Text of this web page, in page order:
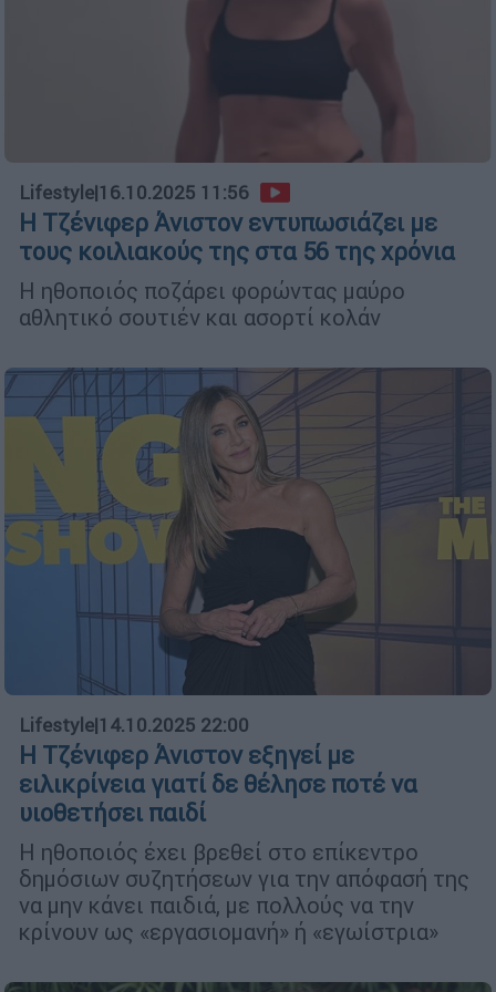
Lifestyle|16.10.2025 11:56
Η Τζένιφερ Άνιστον εντυπωσιάζει με
τους κοιλιακούς της στα 56 της χρόνια
Η ηθοποιός ποζάρει φορώντας μαύρο
αθλητικό σουτιέν και ασορτί κολάν
Lifestyle|14.10.2025 22:00
Η Τζένιφερ Άνιστον εξηγεί με
ειλικρίνεια γιατί δε θέλησε ποτέ να
υιοθετήσει παιδί
Η ηθοποιός έχει βρεθεί στο επίκεντρο
δημόσιων συζητήσεων για την απόφασή της
να μην κάνει παιδιά, με πολλούς να την
κρίνουν ως «εργασιομανή» ή «εγωίστρια»